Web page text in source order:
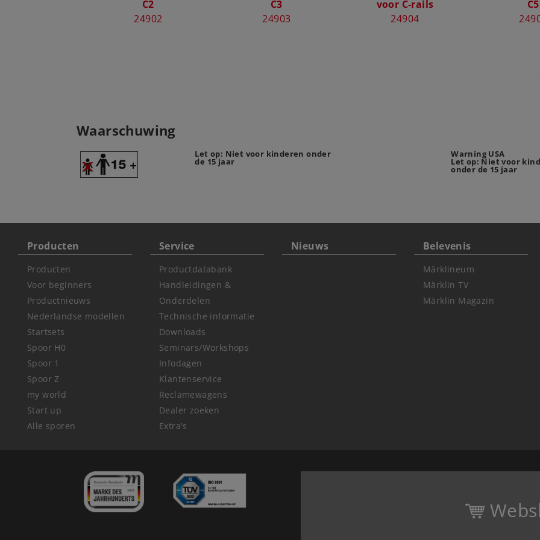
C2
24902
C3
24903
voor C-rails
24904
C5
Waarschuwing
Let op: Niet voor kinderen onder
de 15 jaar
Warning USA
Let op: Niet voor
onder de 15 jaar
Producten
Producten
Voor beginners
Productnieuws
Nederlandse modellen
Startsets
Spoor H0
Spoor 1
Spoor Z
my world
Start up
Alle sporen
Service
Productdatabank
Handleidingen &
Onderdelen
Technische informatie
Downloads
Seminars/Workshops
Infodagen
Klantenservice
Reclamewagens
Dealer zoeken
Extra's
Nieuws Belevenis
Märklineum
Märklin TV
Märklin Magazin